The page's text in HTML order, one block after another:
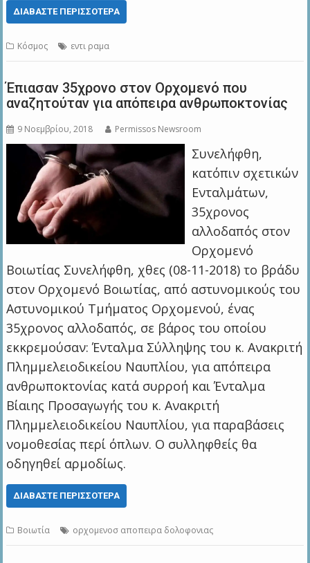
ΔΙΑΒΆΣΤΕ ΠΕΡΙΣΣΌΤΕΡΑ
Κόσμος εντι ραμα
Έπιασαν 35χρονο στον Ορχομενό που
αναζητούταν για απόπειρα ανθρωποκτονίας
9 Νοεμβρίου, 2018 Permissos Newsroom
Συνελήφθη,
κατόπιν σχετικών
Ενταλμάτων,
35χρονος
αλλοδαπός στον
Ορχομενό
Βοιωτίας Συνελήφθη, χθες (08-11-2018) το βράδυ
στον Ορχομενό Βοιωτίας, από αστυνομικούς του
Αστυνομικού Τμήματος Ορχομενού, ένας
35χρονος αλλοδαπός, σε βάρος του οποίου
εκκρεμούσαν: Ένταλμα Σύλληψης του κ. Ανακριτή
Πλημμελειοδικείου Ναυπλίου, για απόπειρα
ανθρωποκτονίας κατά συρροή και Ένταλμα
Βίαιης Προσαγωγής του κ. Ανακριτή
Πλημμελειοδικείου Ναυπλίου, για παραβάσεις
νομοθεσίας περί όπλων. Ο συλληφθείς θα
οδηγηθεί αρμοδίως.
ΔΙΑΒΆΣΤΕ ΠΕΡΙΣΣΌΤΕΡΑ
Βοιωτία ορχομενοσ αποπειρα δολοφονιας